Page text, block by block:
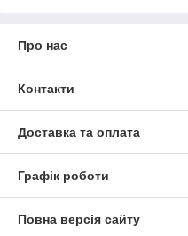
Про нас
Контакти
Доставка та оплата
Графік роботи
Повна версія сайту